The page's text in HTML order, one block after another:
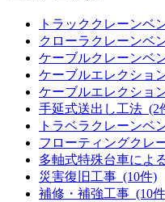
トラッククレーンベ
クローラクレーンベ
ケーブルクレーンベ
ケーブルエレクショ
ケーブルエレクショ
手延式送出し工法 (2
トラベラクレーンベ
フローティングクレ
多軸式特殊台車によ
災害復旧工事 (10件)
補修・補強工事 (10